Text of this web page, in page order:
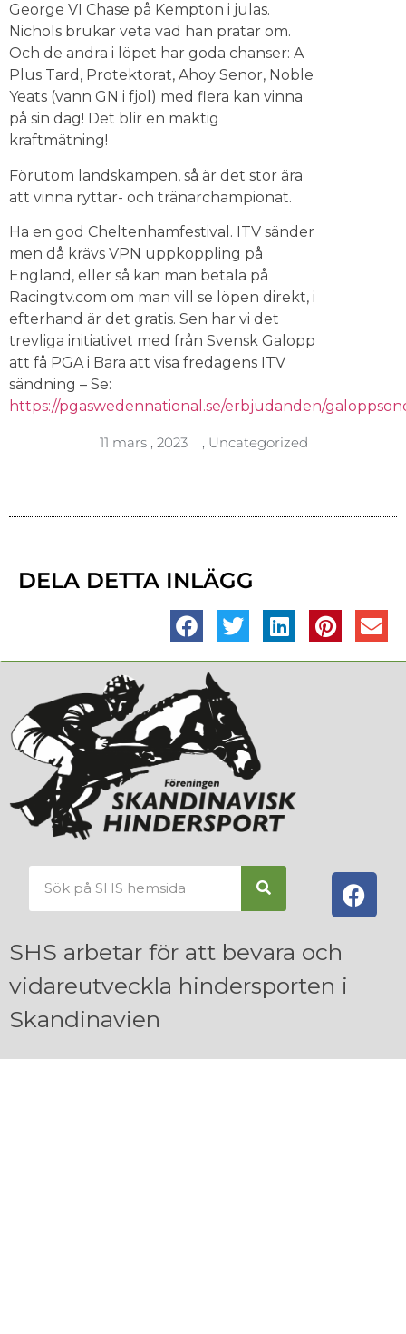
George VI Chase på Kempton i julas.
Nichols brukar veta vad han pratar om.
Och de andra i löpet har goda chanser: A
Plus Tard, Protektorat, Ahoy Senor, Noble
Yeats (vann GN i fjol) med flera kan vinna
på sin dag! Det blir en mäktig
kraftmätning!
Förutom landskampen, så är det stor ära
att vinna ryttar- och tränarchampionat.
Ha en god Cheltenhamfestival. ITV sänder
men då krävs VPN uppkoppling på
England, eller så kan man betala på
Racingtv.com om man vill se löpen direkt, i
efterhand är det gratis. Sen har vi det
trevliga initiativet med från Svensk Galopp
att få PGA i Bara att visa fredagens ITV
sändning – Se:
https://pgaswedennational.se/erbjudanden/
11 mars , 2023 , Uncategorized
DELA DETTA INLÄGG
SHS arbetar för att bevara och
vidareutveckla hindersporten i
Skandinavien